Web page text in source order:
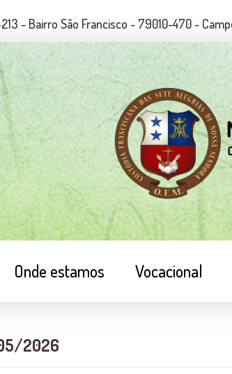
- Bairro São Francisco - 79010-470 -
Onde estamos Vocacional
2026